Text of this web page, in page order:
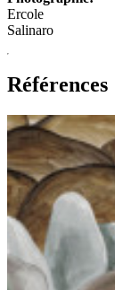
Ercole
Salinaro
Références